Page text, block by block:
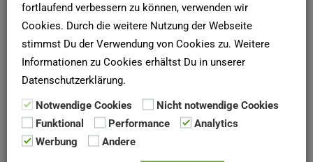
Heidestr. 191
42549 Velbert
Telefon: 0 20 51 – 96 51 – 0
Telefax: 0 20 51 – 96 51 – 44
E-Mail: info [at] bg-niederberg.de
Web: https://bg-niederberg.de/
Karte und Anfahrt
fortlaufend verbessern zu können, verwenden wir
Cookies. Durch die weitere Nutzung der Webseite
stimmst Du der Verwendung von Cookies zu. Weitere
Informationen zu Cookies erhältst Du in unserer
Datenschutzerklärung.
Notwendige Cookies
Nicht notwendige Cookies
Funktional
Performance
Analytics
Werbung
Andere